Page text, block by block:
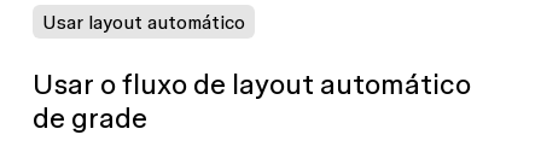
Usar layout automático
Usar o fluxo de layout automático
de grade